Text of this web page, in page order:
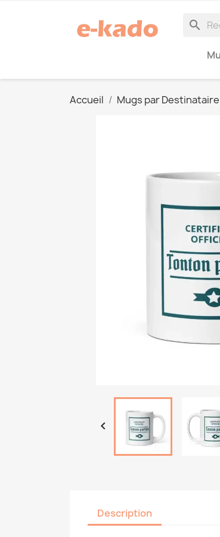
search
Accueil Mugs par Destinataire

Description